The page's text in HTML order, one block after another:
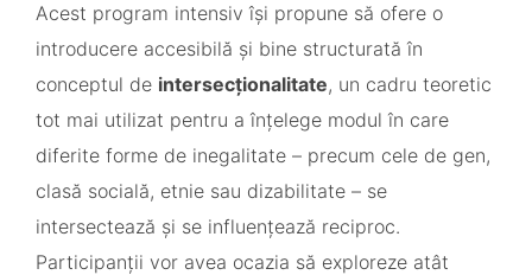
Acest program intensiv își propune să ofere o
introducere accesibilă și bine structurată în
conceptul de intersecționalitate, un cadru teoretic
tot mai utilizat pentru a înțelege modul în care
diferite forme de inegalitate – precum cele de gen,
clasă socială, etnie sau dizabilitate – se
intersectează și se influențează reciproc.
Participanții vor avea ocazia să exploreze atât